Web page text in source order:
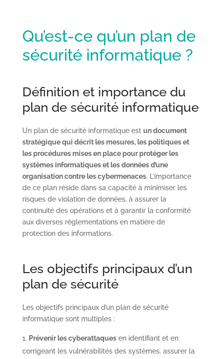
Qu’est-ce qu’un plan de
sécurité informatique ?
Définition et importance du
plan de sécurité informatique
Un plan de sécurité informatique est un document
stratégique qui décrit les mesures, les politiques et
les procédures mises en place pour protéger les
systèmes informatiques et les données d’une
organisation contre les cybermenaces. L’importance
de ce plan réside dans sa capacité à minimiser les
risques de violation de données, à assurer la
continuité des opérations et à garantir la conformité
aux diverses réglementations en matière de
protection des informations.
Les objectifs principaux d’un
plan de sécurité
Les objectifs principaux d’un plan de sécurité
informatique sont multiples :
Prévenir les cyberattaquesen identifiant et en
corrigeant les vulnérabilités des systèmes. assurer la